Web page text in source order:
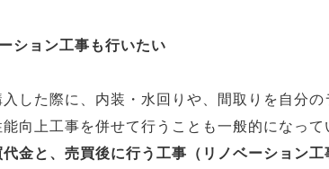
ション工事も行いたい
した際に、内装・水回りや、間取りを自分
向上工事を併せて行うことも一般的になって
金と、売買後に行う工事（リノベーション